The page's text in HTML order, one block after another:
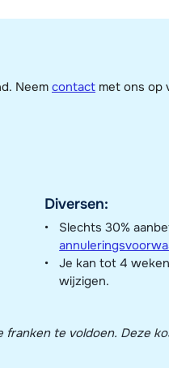
Neem contact met ons op
Diversen:
Slechts 30%
Je kan tot 4
wijzigen.
te voldoen. Deze